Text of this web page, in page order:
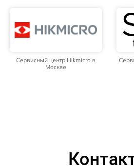
Сервисный центр Hikmicro в
Москве